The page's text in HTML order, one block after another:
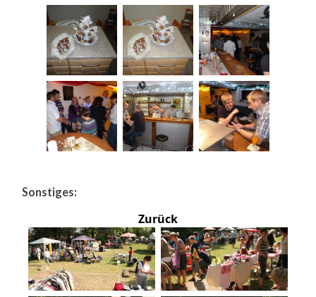
Sonstiges:
Zurück